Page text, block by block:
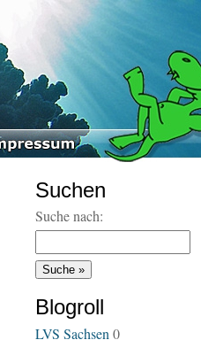
Suchen
Suche nach:
Blogroll
LVS Sachsen 0